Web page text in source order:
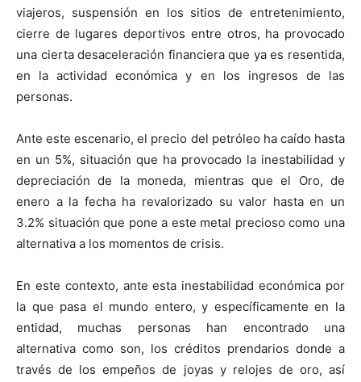
viajeros, suspensión en los sitios de entretenimiento,
cierre de lugares deportivos entre otros, ha provocado
una cierta desaceleración financiera que ya es resentida,
en la actividad económica y en los ingresos de las
personas.
Ante este escenario, el precio del petróleo ha caído hasta
en un 5%, situación que ha provocado la inestabilidad y
depreciación de la moneda, mientras que el Oro, de
enero a la fecha ha revalorizado su valor hasta en un
3.2% situación que pone a este metal precioso como una
alternativa a los momentos de crisis.
En este contexto, ante esta inestabilidad económica por
la que pasa el mundo entero, y específicamente en la
entidad, muchas personas han encontrado una
alternativa como son, los créditos prendarios donde a
través de los empeños de joyas y relojes de oro, así